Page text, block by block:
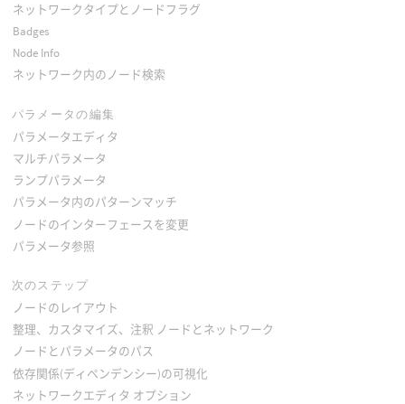
ネットワークタイプとノードフラグ
Badges
Node Info
ネットワーク内のノード検索
パラメータの編集
パラメータエディタ
マルチパラメータ
ランプパラメータ
パラメータ内のパターンマッチ
ノードのインターフェースを変更
パラメータ参照
次のステップ
ノードのレイアウト
整理、カスタマイズ、注釈 ノードとネットワーク
ノードとパラメータのパス
依存関係(ディペンデンシー)の可視化
ネットワークエディタ オプション